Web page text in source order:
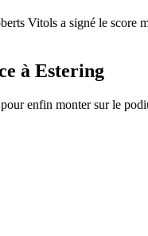
Vitols a signé le score
à Estering
enfin monter sur le